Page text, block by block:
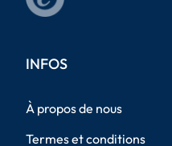
INFOS
À propos de nous
Termes et conditions